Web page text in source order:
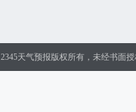
2345天气预报版权所有，未经书面